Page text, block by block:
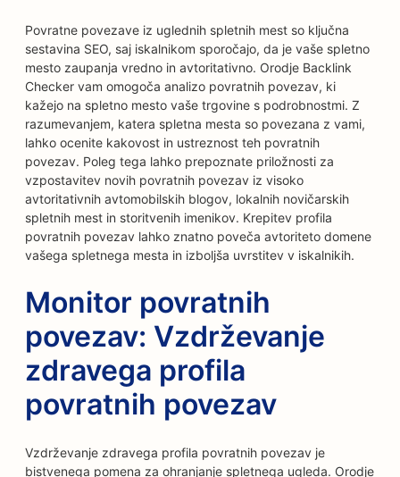
Povratne povezave iz uglednih spletnih mest so ključna
sestavina SEO, saj iskalnikom sporočajo, da je vaše spletno
mesto zaupanja vredno in avtoritativno. Orodje Backlink
Checker vam omogoča analizo povratnih povezav, ki
kažejo na spletno mesto vaše trgovine s podrobnostmi. Z
razumevanjem, katera spletna mesta so povezana z vami,
lahko ocenite kakovost in ustreznost teh povratnih
povezav. Poleg tega lahko prepoznate priložnosti za
vzpostavitev novih povratnih povezav iz visoko
avtoritativnih avtomobilskih blogov, lokalnih novičarskih
spletnih mest in storitvenih imenikov. Krepitev profila
povratnih povezav lahko znatno poveča avtoriteto domene
vašega spletnega mesta in izboljša uvrstitev v iskalnikih.
Monitor povratnih
povezav: Vzdrževanje
zdravega profila
povratnih povezav
Vzdrževanje zdravega profila povratnih povezav je
bistvenega pomena za ohranjanje spletnega ugleda. Orodje